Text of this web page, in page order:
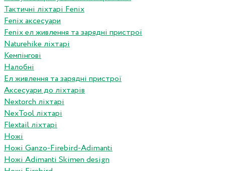
Тактичні ліхтарі Fenix
Fenix аксесуари
Fenix ел живлення та зарядні пристрої
Naturehike ліхтарі
Кемпінгові
Налобні
Ел живлення та зарядні пристрої
Аксесуари до ліхтарів
Nextorch ліхтарі
NexTool ліхтарі
Flextail ліхтарі
Ножі
Ножі Ganzo-Firebird-Adimanti
Ножі Adimanti Skimen design